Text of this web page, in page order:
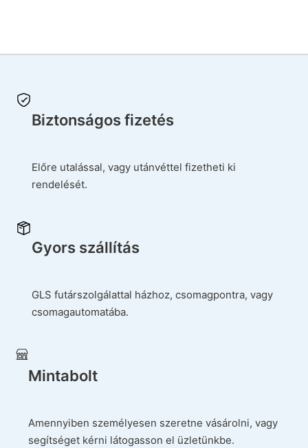
Biztonságos fizetés
Előre utalással, vagy utánvéttel fizetheti ki
rendelését.
Gyors szállítás
GLS futárszolgálattal házhoz, csomagpontra, vagy
csomagautomatába.
Mintabolt
Amennyiben személyesen szeretne vásárolni, vagy
segítséget kérni látogasson el üzletünkbe.